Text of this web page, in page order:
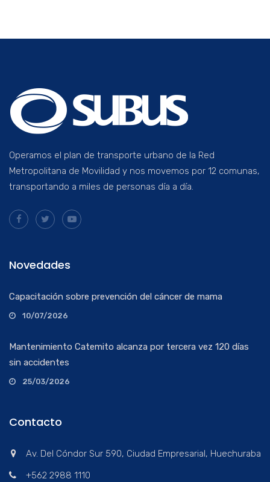
Operamos el plan de transporte urbano de la Red
Metropolitana de Movilidad y nos movemos por 12 comunas,
transportando a miles de personas día a día.
Novedades
Capacitación sobre prevención del cáncer de mama
10/07/2026
Mantenimiento Catemito alcanza por tercera vez 120 días
sin accidentes
25/03/2026
Contacto
Av. Del Cóndor Sur 590, Ciudad Empresarial, Huechuraba
+562 2988 1110